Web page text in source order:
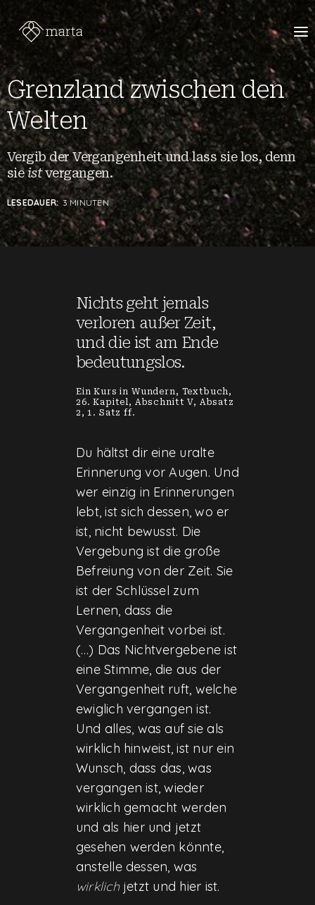
Nichts geht jemals
verloren außer Zeit,
und die ist am Ende
bedeutungslos.
Ein Kurs in Wundern, Textbuch,
26. Kapitel, Abschnitt V, Absatz
2, 1. Satz ff.
Du hältst dir eine uralte
Erinnerung vor Augen. Und
wer einzig in Erinnerungen
lebt, ist sich dessen, wo er
ist, nicht bewusst. Die
Vergebung ist die große
Befreiung von der Zeit. Sie
ist der Schlüssel zum
Lernen, dass die
Vergangenheit vorbei ist.
(…) Das Nichtvergebene ist
eine Stimme, die aus der
Vergangenheit ruft, welche
ewiglich vergangen ist.
Und alles, was auf sie als
wirklich hinweist, ist nur ein
Wunsch, dass das, was
vergangen ist, wieder
wirklich gemacht werden
und als hier und jetzt
gesehen werden könnte,
anstelle dessen, was
wirklichjetzt und hier ist.
Grenzland zwischen den
Welten
Vergib der Vergangenheit und lass sie los, denn
sieistvergangen.
LESEDAUER: 3 MINUTEN